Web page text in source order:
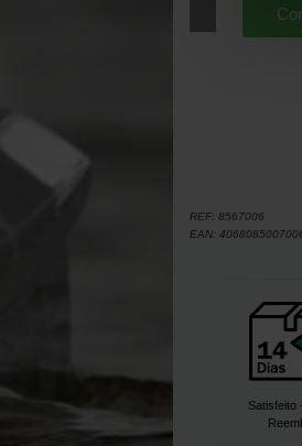
REF: 8567006
EAN:
Satisfeito